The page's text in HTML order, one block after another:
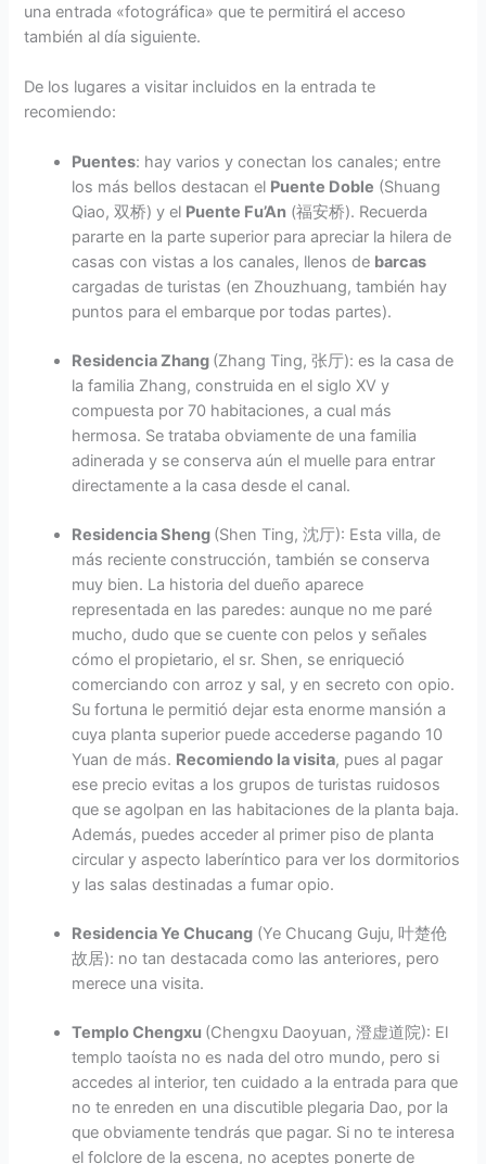
una entrada «fotográfica» que te permitirá el acceso
también al día siguiente.
De los lugares a visitar incluidos en la entrada te
recomiendo:
Puentes: hay varios y conectan los canales; entre
los más bellos destacan el Puente Doble (Shuang
Qiao, 双桥) y el Puente Fu’An (福安桥). Recuerda
pararte en la parte superior para apreciar la hilera de
casas con vistas a los canales, llenos de barcas
cargadas de turistas (en Zhouzhuang, también hay
puntos para el embarque por todas partes).
Residencia Zhang (Zhang Ting, 张厅): es la casa de
la familia Zhang, construida en el siglo XV y
compuesta por 70 habitaciones, a cual más
hermosa. Se trataba obviamente de una familia
adinerada y se conserva aún el muelle para entrar
directamente a la casa desde el canal.
Residencia Sheng (Shen Ting, 沈厅): Esta villa, de
más reciente construcción, también se conserva
muy bien. La historia del dueño aparece
representada en las paredes: aunque no me paré
mucho, dudo que se cuente con pelos y señales
cómo el propietario, el sr. Shen, se enriqueció
comerciando con arroz y sal, y en secreto con opio.
Su fortuna le permitió dejar esta enorme mansión a
cuya planta superior puede accederse pagando 10
Yuan de más. Recomiendo la visita, pues al pagar
ese precio evitas a los grupos de turistas ruidosos
que se agolpan en las habitaciones de la planta baja.
Además, puedes acceder al primer piso de planta
circular y aspecto laberíntico para ver los dormitorios
y las salas destinadas a fumar opio.
Residencia Ye Chucang (Ye Chucang Guju, 叶楚伧
故居): no tan destacada como las anteriores, pero
merece una visita.
Templo Chengxu (Chengxu Daoyuan, 澄虚道院): El
templo taoísta no es nada del otro mundo, pero si
accedes al interior, ten cuidado a la entrada para que
no te enreden en una discutible plegaria Dao, por la
que obviamente tendrás que pagar. Si no te interesa
el folclore de la escena, no aceptes ponerte de